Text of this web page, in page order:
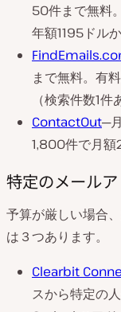
50件まで無料
年額1195ドル
まで無料。有
（検索件数1
ContactOut─
1,800件で月額
特定のメール
予算が厳しい場合
は３つあります。
Clearbit
スから特定の